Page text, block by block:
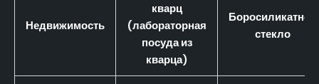
Недвижимость
кварц
(лабораторная
посуда из
кварца)
Боросиликатное
стекло